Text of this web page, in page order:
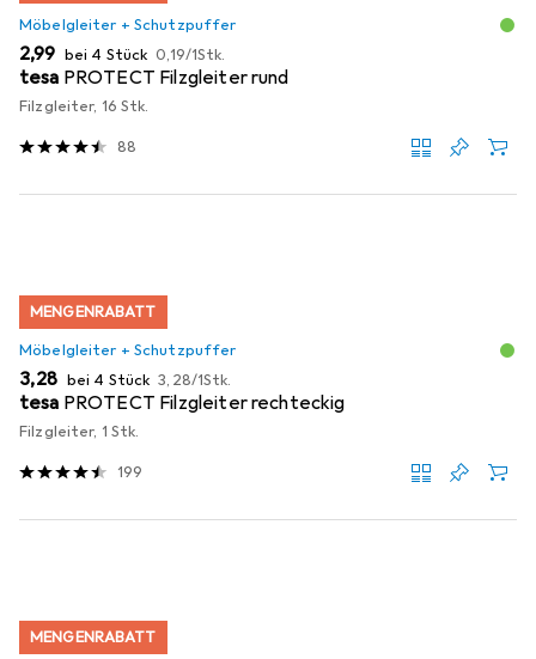
Möbelgleiter + Schutzpuffer
EUR
2,99 bei 4 Stück EUR
0,19/1Stk.
tesa PROTECT Filzgleiter rund
Filzgleiter, 16 Stk.
88
MENGENRABATT
Möbelgleiter + Schutzpuffer
EUR
3,28 bei 4 Stück EUR
3,28/1Stk.
tesa PROTECT Filzgleiter rechteckig
Filzgleiter, 1 Stk.
199
MENGENRABATT